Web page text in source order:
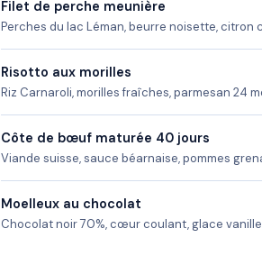
Filet de perche meunière
Perches du lac Léman, beurre noisette, citron
Risotto aux morilles
Riz Carnaroli, morilles fraîches, parmesan 24
Côte de bœuf maturée 40 jours
Viande suisse, sauce béarnaise, pommes
Moelleux au chocolat
Chocolat noir 70%, cœur coulant, glace